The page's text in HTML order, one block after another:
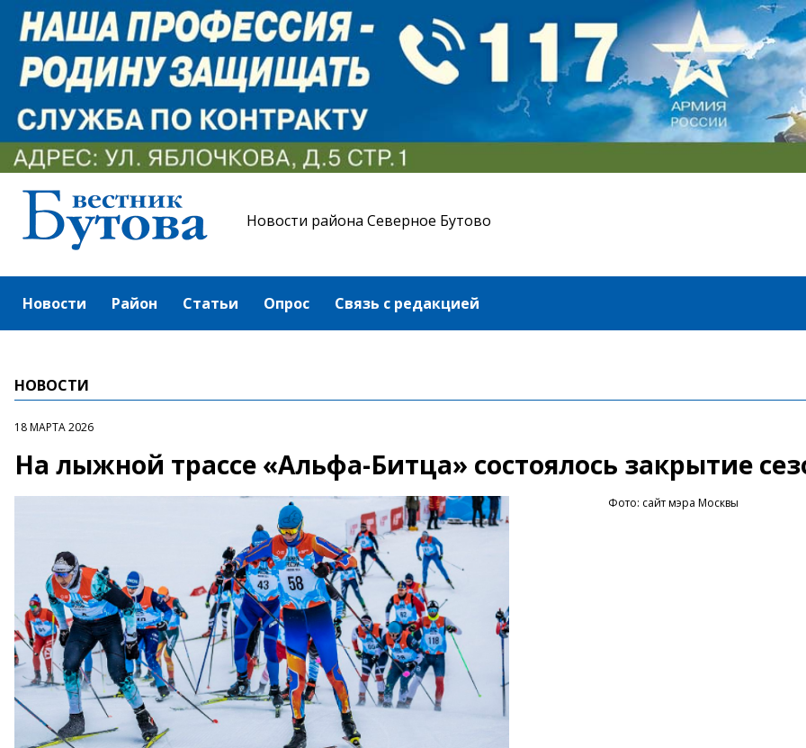
Новости района Северное Бутово
Новости Район Статьи Опрос Связь с редакцией
НОВОСТИ
18 МАРТА 2026
На лыжной трассе «Альфа-Битца» состоялось закрытие
Фото: сайт мэра Москвы